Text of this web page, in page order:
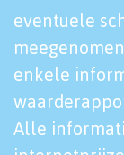
eventuele
enkele
Alle